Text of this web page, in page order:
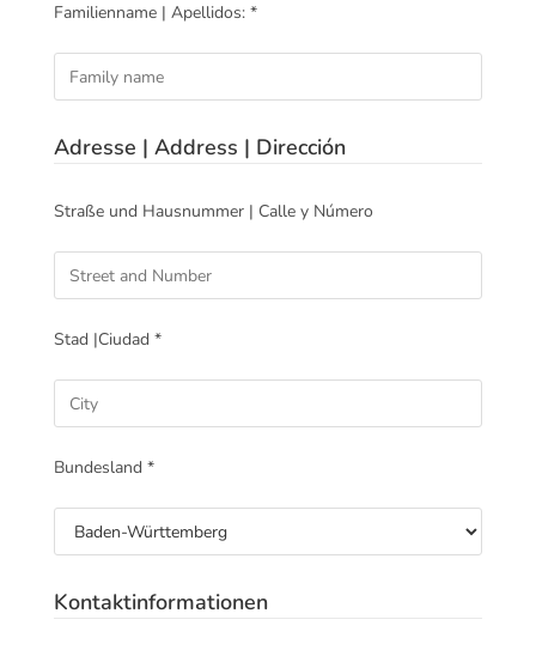
Familienname | Apellidos: *
Adresse | Address | Dirección
Straße und Hausnummer | Calle y Número
Stad |Ciudad *
Bundesland *
Kontaktinformationen